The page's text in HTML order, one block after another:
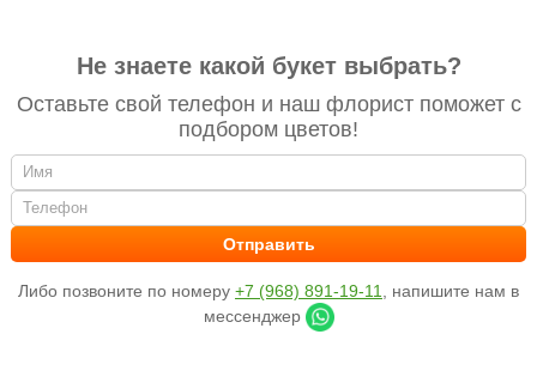
Не знаете какой букет выбрать?
Оставьте свой телефон и наш флорист поможет с
подбором цветов!
Либо позвоните по номеру +7 (968) 891-19-11
, напишите нам в
мессенджер